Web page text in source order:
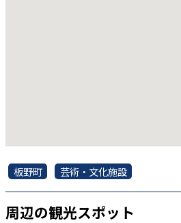
板野町 芸術・文化施設
周辺の観光スポット